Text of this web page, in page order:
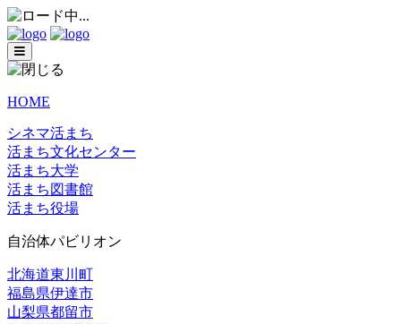
HOME
シネマ活まち
活まち文化センター
活まち大学
活まち図書館
活まち役場
自治体パビリオン
北海道東川町
福島県伊達市
山梨県都留市